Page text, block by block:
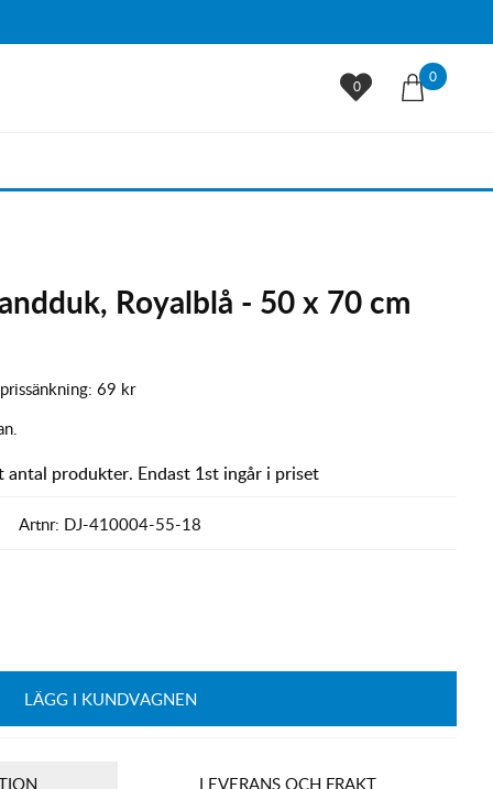
0
0
Royalblå - 50 x 70 cm
69 kr
produkter. Endast 1st ingår i priset
Artnr: DJ-410004-55-18
LÄGG I KUNDVAGNEN
LEVERANS OCH FRAKT